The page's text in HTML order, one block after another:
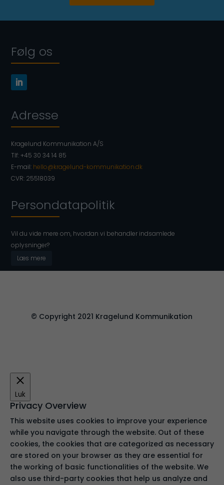
Følg os
Adresse
Kragelund Kommunikation A/S
Tlf: +45 30 34 14 85
E-mail: hello@kragelund-kommunikation.dk
CVR: 25518039
Persondatapolitik
Vil du vide mere om, hvordan vi behandler indsamlede
oplysninger?
Læs mere
© Copyright 2021 Kragelund Kommunikation
Luk
Privacy Overview
This website uses cookies to improve your experience
while you navigate through the website. Out of these
cookies, the cookies that are categorized as necessary
are stored on your browser as they are essential for
the working of basic functionalities of the website. We
also use third-party cookies that help us analyze and